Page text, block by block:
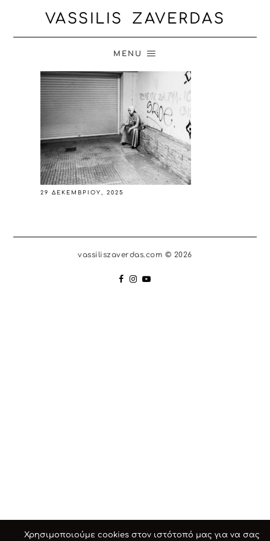
VASSILIS ZAVERDAS
MENU
29 ΔΕΚΕΜΒΡΊΟΥ, 2025
vassiliszaverdas.com © 2026
Χρησιμοποιούμε cookies στον ιστότοπό μας για να σας